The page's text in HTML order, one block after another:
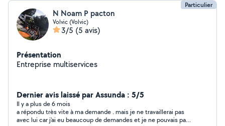
Particulier
N Noam P pacton
Volvic (Volvic)
3/5 (5 avis)
Présentation
Entreprise multiservices
Dernier avis laissé par Assunda : 5/5
Il y a plus de 6 mois
a répondu très vite à ma demande . mais je ne travaillerai pas
avec lui car j'ai eu beaucoup de demandes et je ne pouvais pas